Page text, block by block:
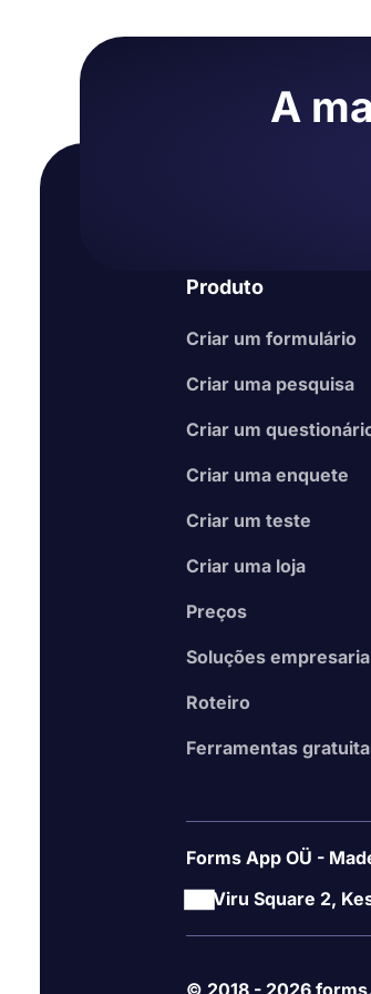
Faça personalizações no
Depois de criar uma enquete,
uma página da web para alcançar
A
Produto
Criar um formulário
Criar uma pesquisa
Criar um
Criar uma enquete
Criar um teste
Criar uma loja
Preços
Soluções
Roteiro
Ferramentas
Forms App OÜ -
Viru Square 2,